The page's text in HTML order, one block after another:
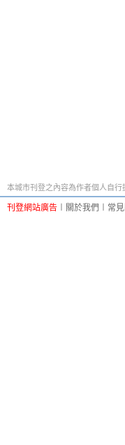
本城市刊登之內容為作者個人自行
刊登網站廣告 關於我們 常